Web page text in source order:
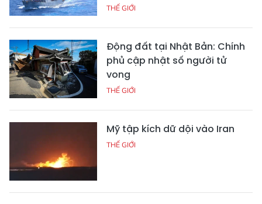
THẾ GIỚI
Động đất tại Nhật Bản: Chính
phủ cập nhật số người tử
vong
THẾ GIỚI
Mỹ tập kích dữ dội vào Iran
THẾ GIỚI